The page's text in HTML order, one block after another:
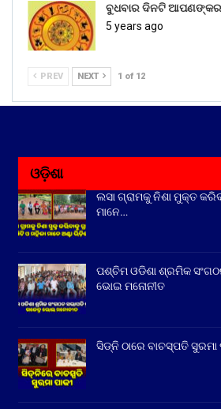
ବୁଧବାର ଦିନଟି
5 years ago
PREV NEXT 1 of 12
ଓଡ଼ିଶା
ଲସା ଗ୍ରାମକୁ ନିଶା ମୁକ୍ତ
ମାନେ…
ପଶ୍ଚିମ ଓଡିଶା ଶ୍ରମିକ
ଭୋଇ ମନୋନୀତ
ସିଡ୍‌ନି ଠାରେ ବାଚସ୍ପତି ସୁରମା